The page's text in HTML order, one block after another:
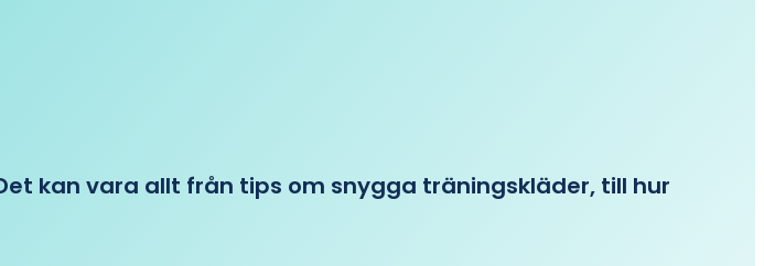
kan vara allt från tips om snygga träningskläder, till hur